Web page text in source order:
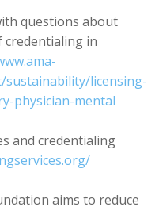
questions about
credentialing in
sustainability/licensing-
physician-mental
and credentialing
aims to reduce